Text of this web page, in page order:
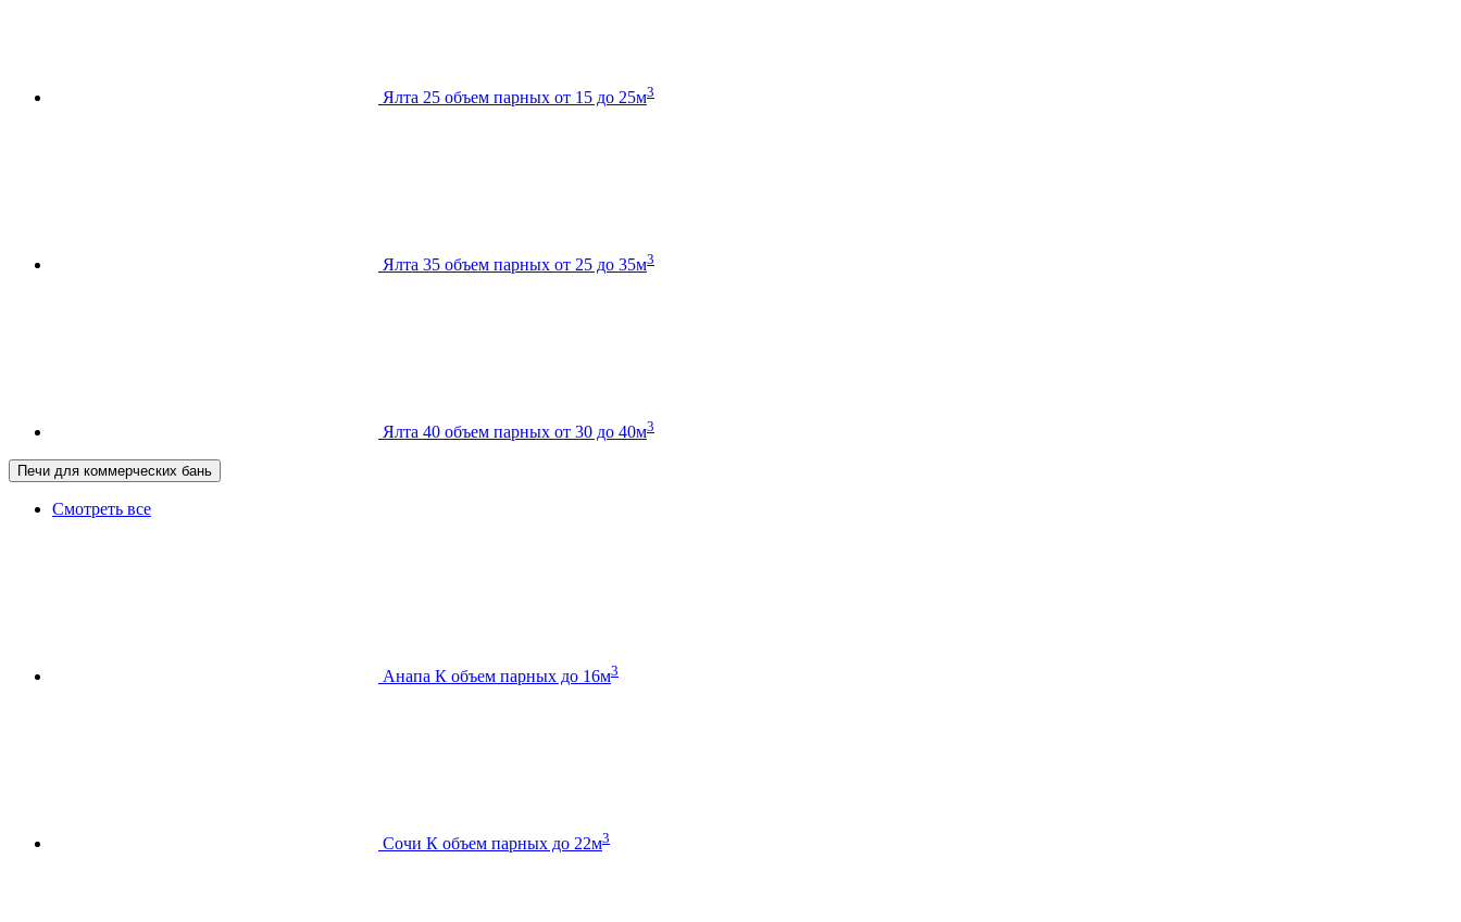
Ялта 25 объем парных от 15 до 25м3
Ялта 35 объем парных от 25 до 35м3
Ялта 40 объем парных от 30 до 40м3
Печи для коммерческих бань
Смотреть все
Анапа К объем парных до 16м3
Сочи К объем парных до 22м3